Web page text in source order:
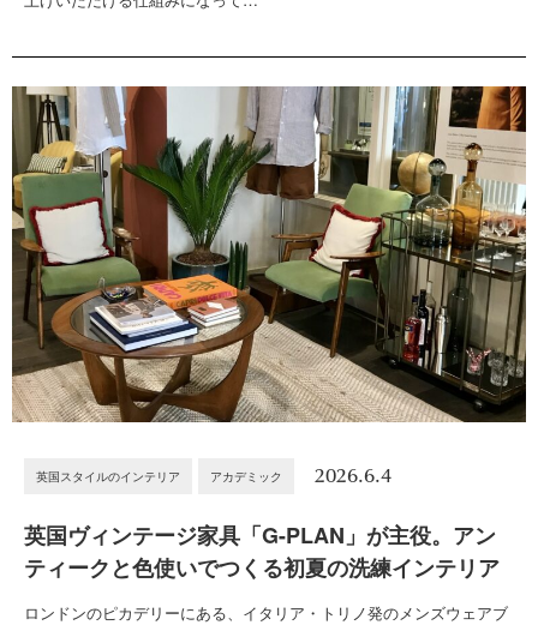
英国スタイルのインテリア アカデミック 2026.6.4
英国ヴィンテージ家具「G-PLAN」が主役。アン
ティークと色使いでつくる初夏の洗練インテリア
ロンドンのピカデリーにある、イタリア・トリノ発のメンズウェアブ